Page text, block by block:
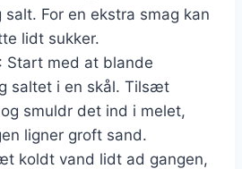
salt. For en ekstra smag kan
lidt sukker.
: Start med at blande
saltet i en skål. Tilsæt
smuldr det ind i melet,
ligner groft sand.
koldt vand lidt ad gangen,